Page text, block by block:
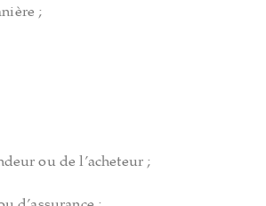
;
ou de l’acheteur ;